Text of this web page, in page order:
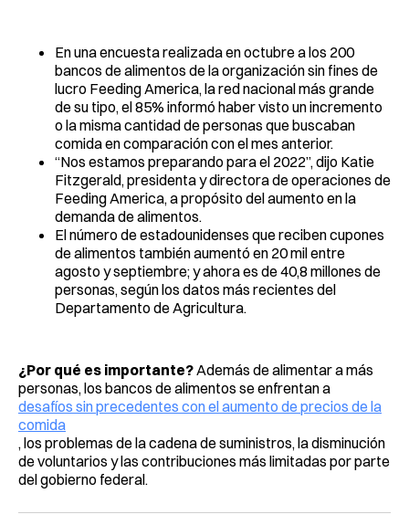
En una encuesta realizada en octubre a los 200
bancos de alimentos de la organización sin fines de
lucro Feeding America, la red nacional más grande
de su tipo, el 85% informó haber visto un incremento
o la misma cantidad de personas que buscaban
comida en comparación con el mes anterior.
“Nos estamos preparando para el 2022”, dijo Katie
Fitzgerald, presidenta y directora de operaciones de
Feeding America, a propósito del aumento en la
demanda de alimentos.
El número de estadounidenses que reciben cupones
de alimentos también aumentó en 20 mil entre
agosto y septiembre; y ahora es de 40,8 millones de
personas, según los datos más recientes del
Departamento de Agricultura.
¿Por qué es importante?Además de alimentar a más
personas, los bancos de alimentos se enfrentan a
desafíos sin precedentes con el aumento de precios de la
comida
, los problemas de la cadena de suministros, la disminución
de voluntarios y las contribuciones más limitadas por parte
del gobierno federal.